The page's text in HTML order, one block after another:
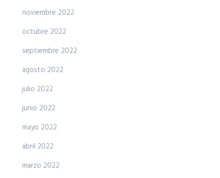
noviembre 2022
octubre 2022
septiembre 2022
agosto 2022
julio 2022
junio 2022
mayo 2022
abril 2022
marzo 2022